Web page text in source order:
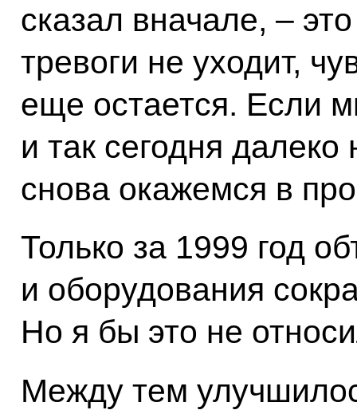
сказал вначале, –
тревоги не уходит,
еще остается. Если
и так сегодня
снова окажемся в
Только за 1999 год
и оборудования
Но я бы это не
Между тем